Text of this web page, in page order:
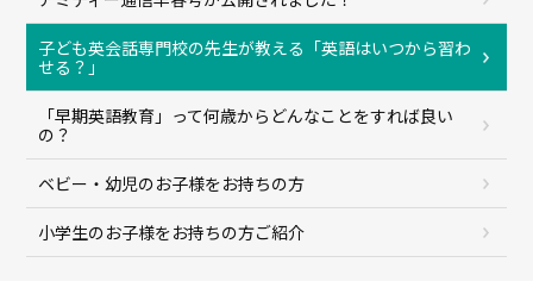
子ども英会話専門校の先生が教える「英語はいつから習わ
せる？」
「早期英語教育」って何歳からどんなことをすれば良い
の？
ベビー・幼児のお子様をお持ちの方
小学生のお子様をお持ちの方ご紹介